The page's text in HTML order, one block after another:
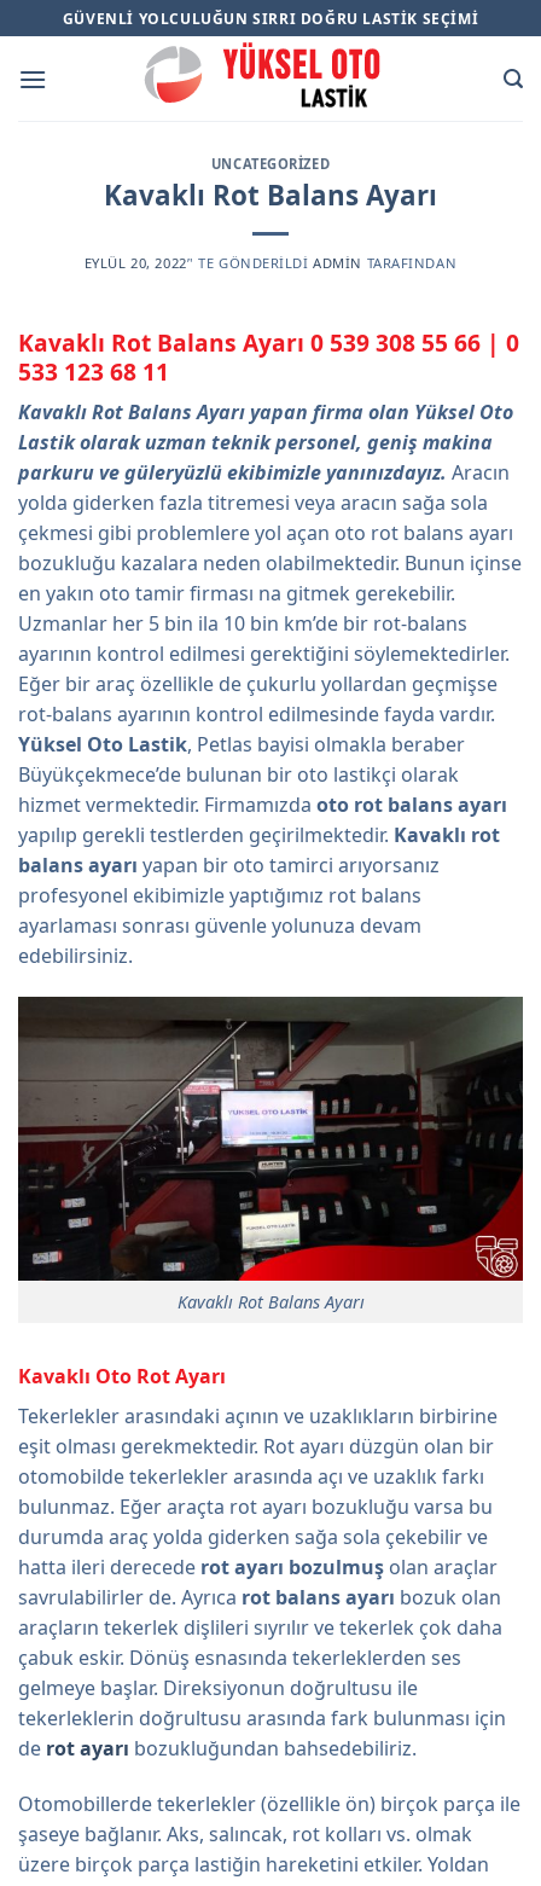
to
content
GÜVENLI YOLCULUĞUN SIRRI DOĞRU LASTIK SEÇIMI
UNCATEGORIZED
Kavaklı Rot Balans Ayarı
EYLÜL 20, 2022’' TE GÖNDERILDI ADMIN TARAFINDAN
Kavaklı Rot Balans Ayarı 0 539 308 55 66 | 0
533 123 68 11
Kavaklı Rot Balans Ayarı yapan firma olan Yüksel Oto
Lastik olarak uzman teknik personel, geniş makina
parkuru ve güleryüzlü ekibimizle yanınızdayız. Aracın
yolda giderken fazla titremesi veya aracın sağa sola
çekmesi gibi problemlere yol açan oto rot balans ayarı
bozukluğu kazalara neden olabilmektedir. Bunun içinse
en yakın oto tamir firması na gitmek gerekebilir.
Uzmanlar her 5 bin ila 10 bin km’de bir rot-balans
ayarının kontrol edilmesi gerektiğini söylemektedirler.
Eğer bir araç özellikle de çukurlu yollardan geçmişse
rot-balans ayarının kontrol edilmesinde fayda vardır.
Yüksel Oto Lastik, Petlas bayisi olmakla beraber
Büyükçekmece’de bulunan bir oto lastikçi olarak
hizmet vermektedir. Firmamızda oto rot balans ayarı
yapılıp gerekli testlerden geçirilmektedir. Kavaklı rot
balans ayarı yapan bir oto tamirci arıyorsanız
profesyonel ekibimizle yaptığımız rot balans
ayarlaması sonrası güvenle yolunuza devam
edebilirsiniz.
Kavaklı Rot Balans Ayarı
Kavaklı Oto Rot Ayarı
Tekerlekler arasındaki açının ve uzaklıkların birbirine
eşit olması gerekmektedir. Rot ayarı düzgün olan bir
otomobilde tekerlekler arasında açı ve uzaklık farkı
bulunmaz. Eğer araçta rot ayarı bozukluğu varsa bu
durumda araç yolda giderken sağa sola çekebilir ve
hatta ileri derecede rot ayarı bozulmuş olan araçlar
savrulabilirler de. Ayrıca rot balans ayarı bozuk olan
araçların tekerlek dişlileri sıyrılır ve tekerlek çok daha
çabuk eskir. Dönüş esnasında tekerleklerden ses
gelmeye başlar. Direksiyonun doğrultusu ile
tekerleklerin doğrultusu arasında fark bulunması için
de rot ayarı bozukluğundan bahsedebiliriz.
Otomobillerde tekerlekler (özellikle ön) birçok parça ile
şaseye bağlanır. Aks, salıncak, rot kolları vs. olmak
üzere birçok parça lastiğin hareketini etkiler. Yoldan